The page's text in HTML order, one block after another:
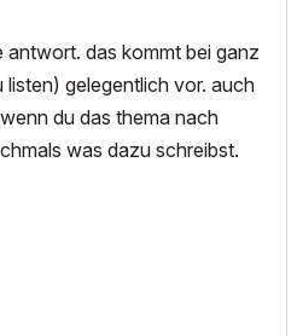
antwort. das kommt bei ganz
gelegentlich vor. auch
du das thema nach
was dazu schreibst.